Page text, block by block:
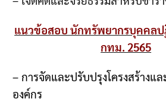
แนวข้อสอบ นักทรัพยากรบุคคลป
กทม. 2565
– การจัดและปรับปรุงโครงสร้างแ
องค์กร